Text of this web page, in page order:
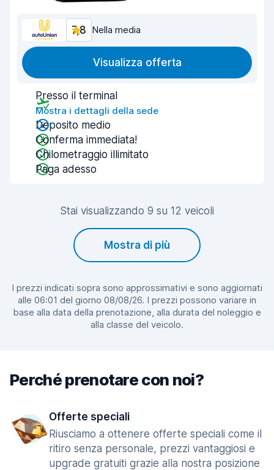
7,8 Nella media
Visualizza offerta
Presso il terminal
Mostra i dettagli della sede
Deposito medio
Conferma immediata!
Chilometraggio illimitato
Paga adesso
Stai visualizzando 9 su 12 veicoli
Mostra di più
I prezzi indicati sopra sono approssimativi e sono aggiornati
alle 06:01 del giorno 08/08/26. I prezzi possono variare in
base alla data della prenotazione, alla durata del noleggio e
alla classe del veicolo.
Perché prenotare con noi?
Offerte speciali
Riusciamo a ottenere offerte speciali come il
ritiro senza personale, prezzi vantaggiosi e
upgrade gratuiti grazie alla nostra posizione